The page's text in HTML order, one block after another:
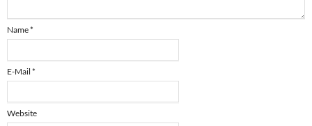
Name*
E-Mail *
Website